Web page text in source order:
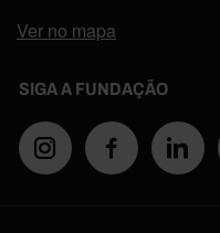
Ver no mapa
SIGA A FUNDAÇÃO